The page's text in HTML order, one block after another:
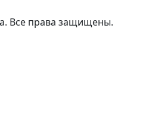
Все права защищены.